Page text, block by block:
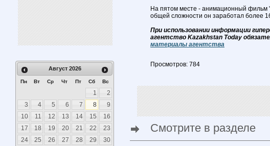
Август 2026
Пн Вт Ср Чт Пт Сб Вс
1
2
3
4 5 6 7 8
9
10
11 12 13 14 15
16
17
18 19 20 21 22
23
24
25 26 27 28 29
30
На пятом месте - анимационный фильм
общей сложности он заработал более
При использовании информации
агентство Kazakhstan Today
материалы агентства
Просмотров: 784
Смотрите в разделе